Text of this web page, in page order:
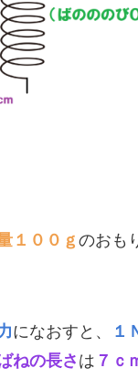
１００ｇ のおも
になおすと、 １
ねの長さ は ７ｃ